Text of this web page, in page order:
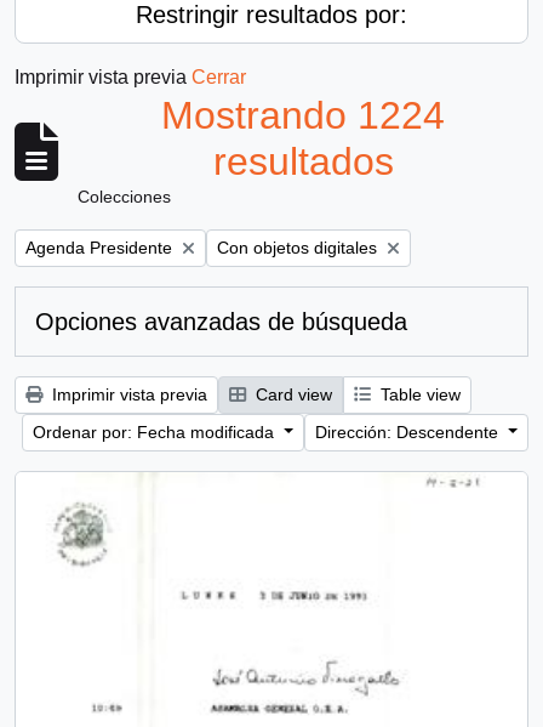
Restringir resultados por:
Imprimir vista previa Cerrar
Mostrando 1224
resultados
Colecciones
Remove filter:
Agenda Presidente Remove filter:
Con objetos digitales
Opciones avanzadas de búsqueda
Imprimir vista previa Card view
Table view
Ordenar por: Fecha modificada
Dirección: Descendente